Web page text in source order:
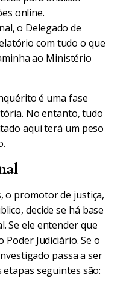
online.
o Delegado de
com tudo o que
ao Ministério
é uma fase
No entanto, tudo
aqui terá um peso
o promotor de justiça,
decide se há base
Se ele entender que
Poder Judiciário. Se o
passa a ser
seguintes são: